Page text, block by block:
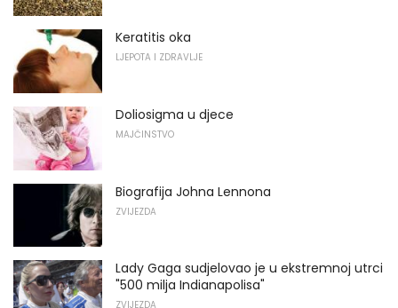
Keratitis oka
LJEPOTA I ZDRAVLJE
Doliosigma u djece
MAJČINSTVO
Biografija Johna Lennona
ZVIJEZDA
Lady Gaga sudjelovao je u ekstremnoj utrci
"500 milja Indianapolisa"
ZVIJEZDA